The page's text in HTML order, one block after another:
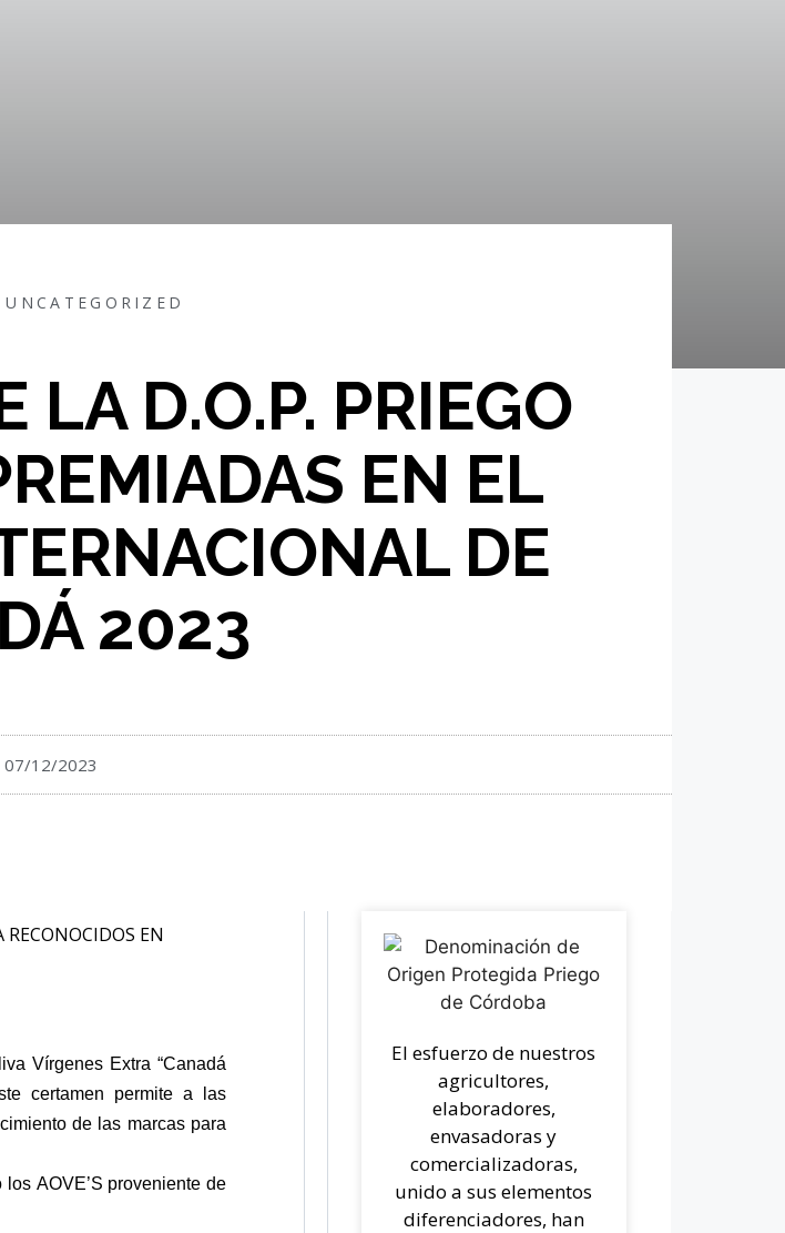
UNCATEGORIZED
LA D.O.P. PRIEGO
EN EL
DE
2023
07/12/2023
RECONOCIDOS EN
Vírgenes Extra “Canadá
certamen permitea las
de las marcas para
los AOVE’S proveniente de
El esfuerzo de nuestros
agricultores,
elaboradores,
envasadoras y
comercializadoras,
unido a sus elementos
diferenciadores, han